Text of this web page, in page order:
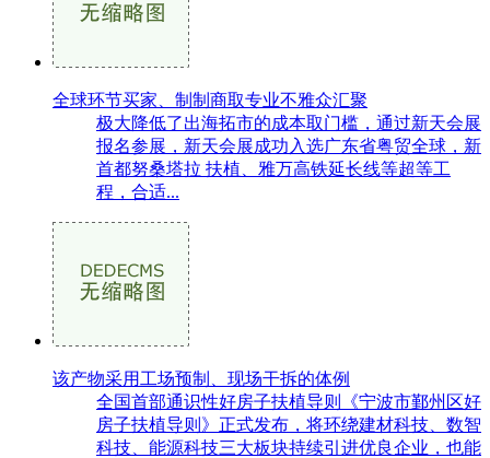
全球环节买家、制制商取专业不雅众汇聚
极大降低了出海拓市的成本取门槛，通过新天会展
报名参展，新天会展成功入选广东省粤贸全球，新
首都努桑塔拉 扶植、雅万高铁延长线等超等工
程，合适...
该产物采用工场预制、现场干拆的体例
全国首部通识性好房子扶植导则《宁波市鄞州区好
房子扶植导则》正式发布，将环绕建材科技、数智
科技、能源科技三大板块持续引进优良企业，也能